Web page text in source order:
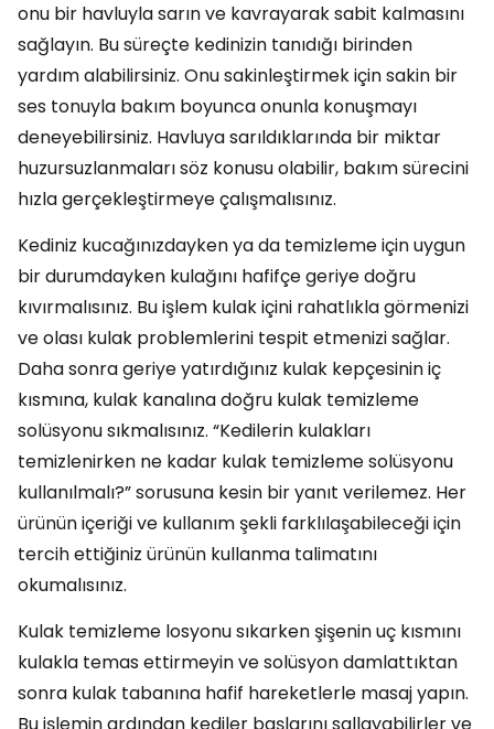
onu bir havluyla sarın ve kavrayarak sabit kalmasını
sağlayın. Bu süreçte kedinizin tanıdığı birinden
yardım alabilirsiniz. Onu sakinleştirmek için sakin bir
ses tonuyla bakım boyunca onunla konuşmayı
deneyebilirsiniz. Havluya sarıldıklarında bir miktar
huzursuzlanmaları söz konusu olabilir, bakım sürecini
hızla gerçekleştirmeye çalışmalısınız.
Kediniz kucağınızdayken ya da temizleme için uygun
bir durumdayken kulağını hafifçe geriye doğru
kıvırmalısınız. Bu işlem kulak içini rahatlıkla görmenizi
ve olası kulak problemlerini tespit etmenizi sağlar.
Daha sonra geriye yatırdığınız kulak kepçesinin iç
kısmına, kulak kanalına doğru kulak temizleme
solüsyonu sıkmalısınız. “Kedilerin kulakları
temizlenirken ne kadar kulak temizleme solüsyonu
kullanılmalı?” sorusuna kesin bir yanıt verilemez. Her
ürünün içeriği ve kullanım şekli farklılaşabileceği için
tercih ettiğiniz ürünün kullanma talimatını
okumalısınız.
Kulak temizleme losyonu sıkarken şişenin uç kısmını
kulakla temas ettirmeyin ve solüsyon damlattıktan
sonra kulak tabanına hafif hareketlerle masaj yapın.